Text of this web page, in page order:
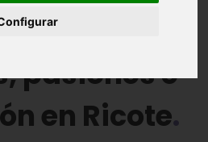
pasiones e
en Ricote